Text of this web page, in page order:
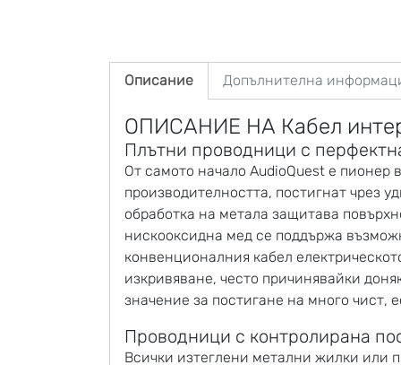
Описание Допълнителна
ОПИСАНИЕ НА Кабел
Плътни проводници с
От самото начало AudioQuest е пионер
производителността, постигнат чрез
обработка на метала защитава
нискооксидна мед се поддържа
конвенционалния кабел
изкривяване, често причинявайки
значение за постигане на много чист,
Проводници с контролирана
Всички изтеглени метални жилки или